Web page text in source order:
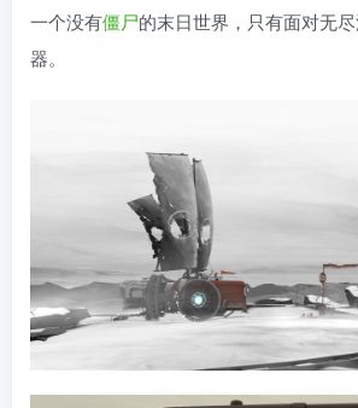
一个没有僵尸的末日世界，只有面对无
器。